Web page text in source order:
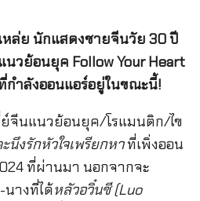
หล่ย นักแสดงชายจีนวัย 30 ปี
วย้อนยุค Follow Your Heart
กำลังออนแอร์อยู่ในขณะนี้!
ย์จีนแนวย้อนยุค/โรแมนติก/ไข
นึงรักหัวใจเพรียกหาที่เพิ่งออน
ที่ผ่านมา นอกจากจะ
างที่ได้หลัวอวิ๋นซี (Luo